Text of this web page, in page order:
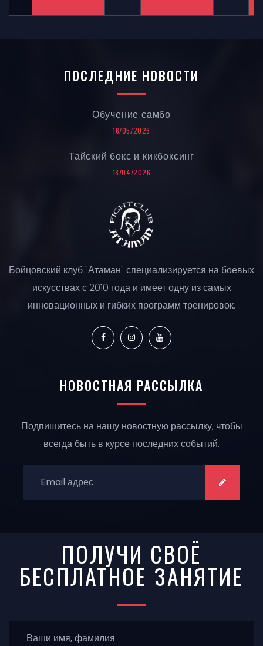
ПОСЛЕДНИЕ НОВОСТИ
Обучение самбо
16/05/2026
Тайский бокс и кикбоксинг
18/04/2026
Бойцовский клуб "Атаман" специализируется на боевых
искусствах с 2010 года и имеет одну из самых
инновационных и гибких программ тренировок.
НОВОСТНАЯ РАССЫЛКА
Подпишитесь на нашу новостную рассылку, чтобы
всегда быть в курсе последних событий.
ПОДПИСАТЬСЯ:
ПОЛУЧИ СВОЁ
БЕСПЛАТНОЕ ЗАНЯТИЕ